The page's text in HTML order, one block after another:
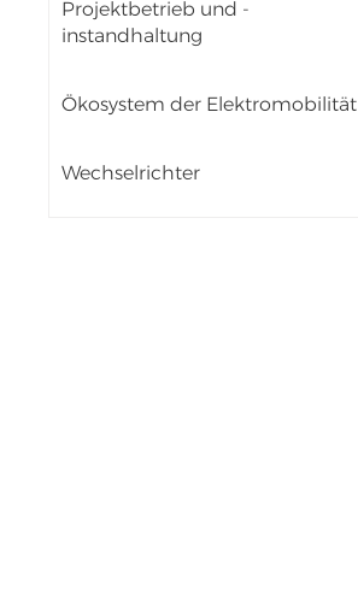
Projektbetrieb und -
instandhaltung
Ökosystem der Elektromobilität
Wechselrichter